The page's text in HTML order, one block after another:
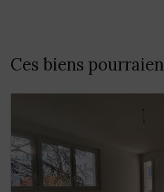
Ces biens